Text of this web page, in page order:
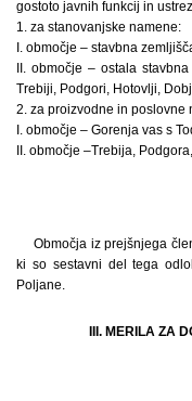
gostoto javnih funkcij in
1. za stanovanjske namene:
I. območje – stavbna
II. območje – ostala
Trebiji, Podgori, Hotovlji,
2. za proizvodne in poslovne
I. območje – Gorenja vas s
II. območje –Trebija,
Območja iz prejšnjega
ki so sestavni del tega
Poljane.
III. MERILA ZA